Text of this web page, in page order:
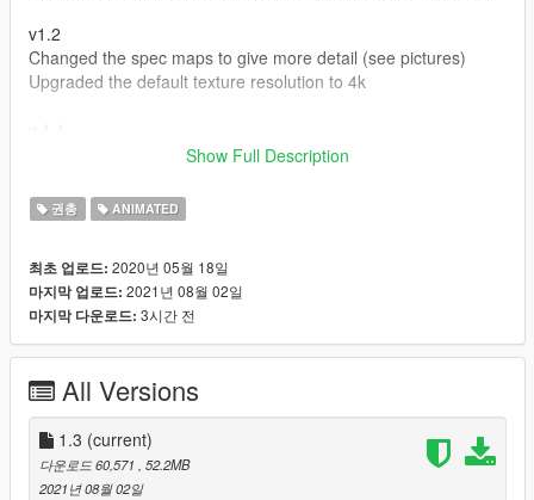
v1.2
Changed the spec maps to give more detail (see pictures)
Upgraded the default texture resolution to 4k
Updated the texture colors
Install Instructions:
models > cdimages > weapons.rpf
MAKE SURE TO BACKUP YOUR FILES
Show Full Description
권총 ANIMATED
최초 업로드: 2020년 05월 18일
마지막 업로드: 2021년 08월 02일
마지막 다운로드: 3시간 전
All Versions
1.3 (current)
다운로드 60,571
, 52.2MB
2021년 08월 02일